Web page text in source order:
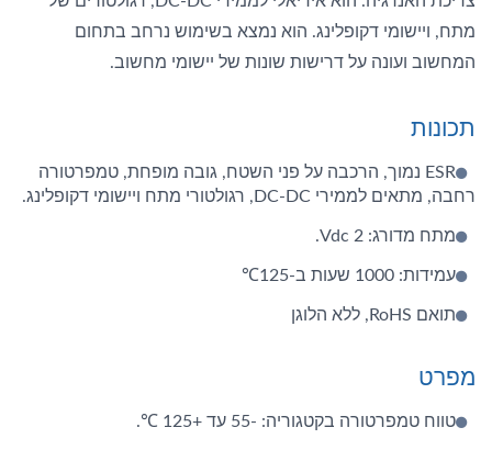
מתח, ויישומי דקופלינג. הוא נמצא בשימוש נרחב בתחום
המחשוב ועונה על דרישות שונות של יישומי מחשוב.
תכונות
ESR נמוך, הרכבה על פני השטח, גובה מופחת, טמפרטורה
רחבה, מתאים לממירי DC-DC, רגולטורי מתח ויישומי דקופלינג.
מתח מדורג: 2 Vdc.
עמידות: 1000 שעות ב-125℃
תואם RoHS, ללא הלוגן
מפרט
טווח טמפרטורה בקטגוריה: -55 עד +125 ℃.